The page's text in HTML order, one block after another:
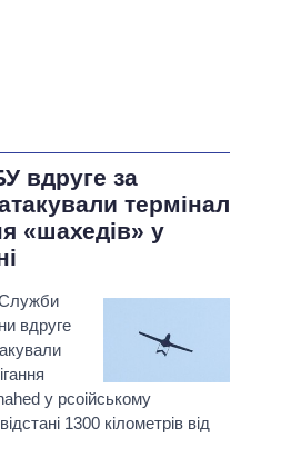
вдруге за
термінал
«шахедів» у
Служби
вдруге
у рсоійському
1300 кілометрів від